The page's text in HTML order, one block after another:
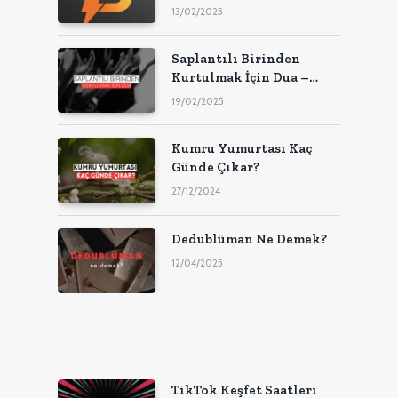
Uzman!
13/02/2025
Saplantılı Birinden
Kurtulmak İçin Dua –
2025
19/02/2025
Kumru Yumurtası Kaç
Günde Çıkar?
27/12/2024
Dedublüman Ne Demek?
12/04/2025
TikTok Keşfet Saatleri